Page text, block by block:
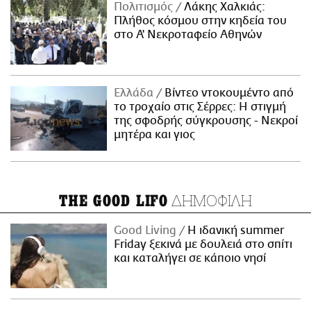
Πολιτισμός
Λάκης Χαλκιάς:
Πλήθος κόσμου στην κηδεία του
στο Α' Νεκροταφείο Αθηνών
Ελλάδα
Βίντεο ντοκουμέντο από
το τροχαίο στις Σέρρες: Η στιγμή
της σφοδρής σύγκρουσης - Νεκροί
μητέρα και γιος
THE GOOD LIFO ΔΗΜΟΦΙΛΗ
Good Living
Η ιδανική summer
Friday ξεκινά με δουλειά στο σπίτι
και καταλήγει σε κάποιο νησί